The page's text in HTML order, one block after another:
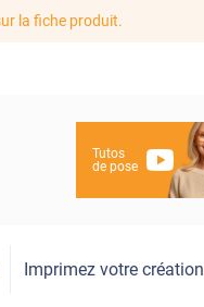
la fiche produit.
Tutos
de pose
Imprimez votre création